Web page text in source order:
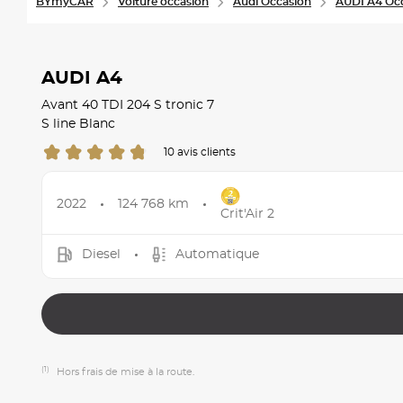
AUDI A4
Avant 40 TDI 204 S tronic 7
S line Blanc
10 avis clients
2022 124 768 km
Crit'Air 2
Diesel Automatique
(1) Hors frais de mise à la route.